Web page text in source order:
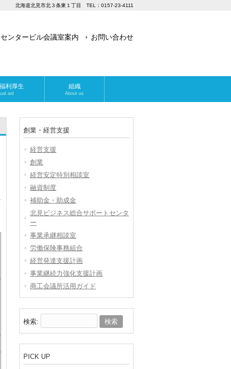
北海道北見市北３条東１丁目 TEL：0157-23-4111
ンタービル会議室案内 お問い合わせ
利厚生
aid
組織
About us
創業・経営支援
経営支援
創業
経営安定特別相談室
融資制度
補助金・助成金
北見ビジネス総合サポートセンタ
ー
事業承継相談室
労働保険事務組合
経営発達支援計画
事業継続力強化支援計画
商工会議所活用ガイド
検索:
PICK UP